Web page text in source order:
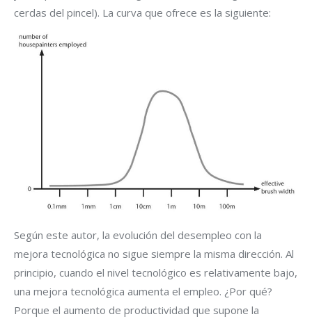
cerdas del pincel). La curva que ofrece es la siguiente:
Según este autor, la evolución del desempleo con la
mejora tecnológica no sigue siempre la misma dirección. Al
principio, cuando el nivel tecnológico es relativamente bajo,
una mejora tecnológica aumenta el empleo. ¿Por qué?
Porque el aumento de productividad que supone la